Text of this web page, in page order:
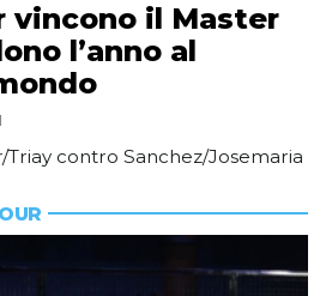
vincono il Master
l’anno al
Triay contro Sanchez/Josemaria